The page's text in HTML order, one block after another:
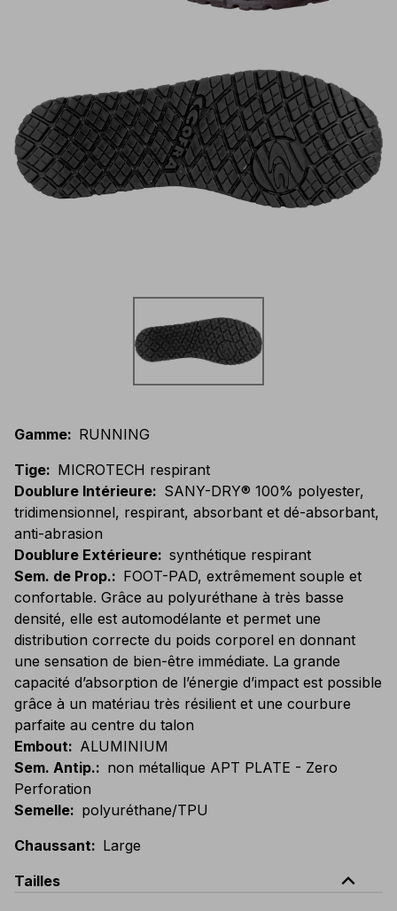
Gamme: RUNNING
Tige: MICROTECH respirant
Doublure Intérieure: SANY-DRY® 100% polyester,
tridimensionnel, respirant, absorbant et dé-absorbant,
anti-abrasion
Doublure Extérieure: synthétique respirant
Sem. de Prop.: FOOT-PAD, extrêmement souple et
confortable. Grâce au polyuréthane à très basse
densité, elle est automodélante et permet une
distribution correcte du poids corporel en donnant
une sensation de bien-être immédiate. La grande
capacité d’absorption de l’énergie d’impact est possible
grâce à un matériau très résilient et une courbure
parfaite au centre du talon
Embout: ALUMINIUM
Sem. Antip.: non métallique APT PLATE - Zero
Perforation
Semelle: polyuréthane/TPU
Chaussant: Large
Tailles
expand_less